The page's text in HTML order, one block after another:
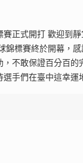
賽正式開打 歡迎到
錦標賽終於開幕，
，不敢保證百分百的
手們在臺中這幸運